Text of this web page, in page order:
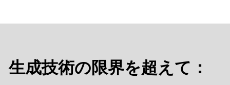
生成技術の限界を超えて：